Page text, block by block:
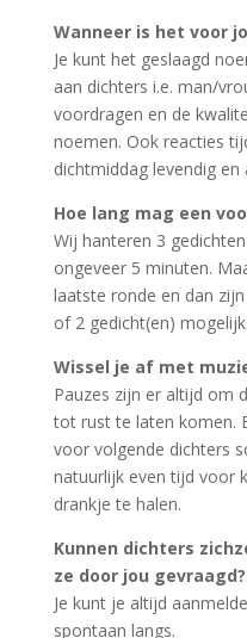
Wanneer is het voor
Je kunt het geslaagd
aan dichters i.e. man/
voordragen en de
noemen. Ook reacties
dichtmiddag levendig en
Hoe lang mag een
Wij hanteren 3
ongeveer 5 minuten.
laatste ronde en dan
of 2 gedicht(en) mogelijk.
Wissel je af met
Pauzes zijn er altijd om
tot rust te laten komen.
voor volgende dichters
natuurlijk even tijd voor
drankje te halen.
Kunnen dichters
ze door jou gevraagd?
Je kunt je altijd
spontaan langs.